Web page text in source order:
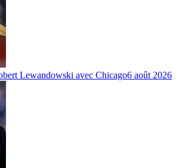
Lewandowski avec Chicago6 août 2026